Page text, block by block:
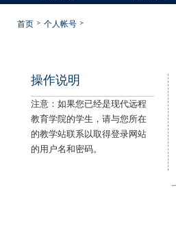
首页 个人帐号
操作说明
注意：如果您已经是现代远程
教育学院的学生，请与您所在
的教学站联系以取得登录网站
的用户名和密码。